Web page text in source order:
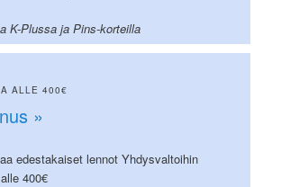
K-Plussa ja Pins-korteilla
ALLE 400€
»
edestakaiset lennot Yhdysvaltoihin
400€